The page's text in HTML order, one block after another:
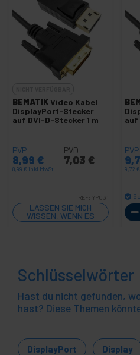
BEMATIKVideo Kabel
DisplayPort-Stecker
auf DVI-D-Stecker 1 m
PVP
8,99 €
8,99 € inkl MwSt
PVD
7,03 €
REF: YP031
LASSEN SIE MICH
WISSEN, WENN ES
LAGER GIBT
auf
PVP
9,72 €
Schlüsselwörter
Hast du nicht gefunden,
hast? Diese Themen
DisplayPort Display